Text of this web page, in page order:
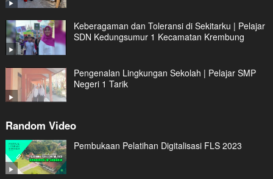
Keberagaman dan Toleransi di Sekitarku | Pelajar
SDN Kedungsumur 1 Kecamatan Krembung
Pengenalan Lingkungan Sekolah | Pelajar SMP
Negeri 1 Tarik
Random Video
Pembukaan Pelatihan Digitalisasi FLS 2023